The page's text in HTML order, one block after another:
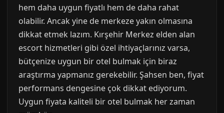
hem daha uygun fiyatlı hem de daha rahat
olabilir. Ancak yine de merkeze yakın olmasına
dikkat etmek lazım. Kırşehir Merkez elden alan
escort hizmetleri gibi özel ihtiyaçlarınız varsa,
bütçenize uygun bir otel bulmak için biraz
araştırma yapmanız gerekebilir. Şahsen ben, fiyat
performans dengesine çok dikkat ediyorum.
Uygun fiyata kaliteli bir otel bulmak her zaman